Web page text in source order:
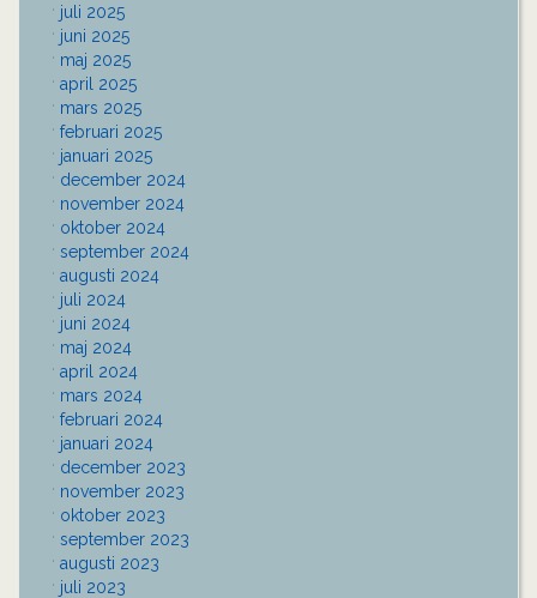
juli 2025
juni 2025
maj 2025
april 2025
mars 2025
februari 2025
januari 2025
december 2024
november 2024
oktober 2024
september 2024
augusti 2024
juli 2024
juni 2024
maj 2024
april 2024
mars 2024
februari 2024
januari 2024
december 2023
november 2023
oktober 2023
september 2023
augusti 2023
juli 2023